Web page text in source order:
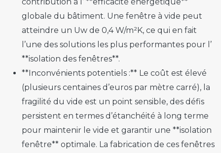
globale du bâtiment. Une fenêtre à vide peut
atteindre un Uw de 0,4 W/m²K, ce qui en fait
l’une des solutions les plus performantes pour l’
**isolation des fenêtres**.
**Inconvénients potentiels :** Le coût est élevé
(plusieurs centaines d’euros par mètre carré), la
fragilité du vide est un point sensible, des défis
persistent en termes d’étanchéité à long terme
pour maintenir le vide et garantir une **isolation
fenêtre** optimale. La fabrication de ces fenêtres